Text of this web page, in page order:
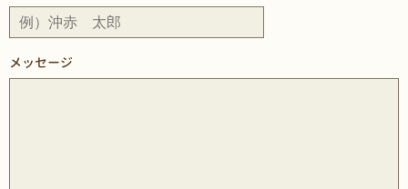
メッセージ